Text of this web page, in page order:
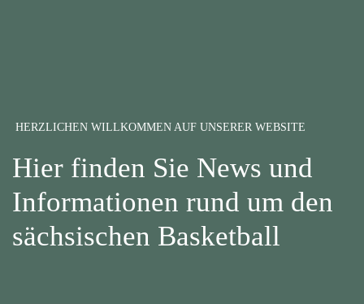
HERZLICHEN WILLKOMMEN AUF UNSERER WEBSITE
Hier finden Sie News und
Informationen rund um den
sächsischen Basketball